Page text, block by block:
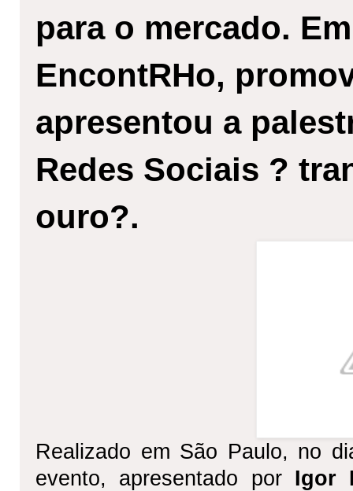
para o mercado.
EncontRHo,
apresentou a
Redes Sociais ?
ouro?.
Realizado em São Paulo, no
evento, apresentado por Igor